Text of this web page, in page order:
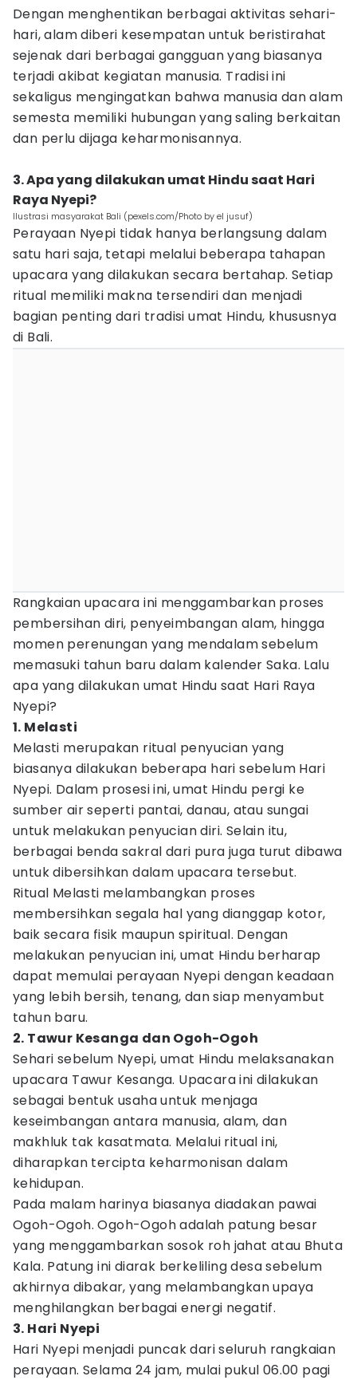
Dengan menghentikan berbagai aktivitas sehari-
hari, alam diberi kesempatan untuk beristirahat
sejenak dari berbagai gangguan yang biasanya
terjadi akibat kegiatan manusia. Tradisi ini
sekaligus mengingatkan bahwa manusia dan alam
semesta memiliki hubungan yang saling berkaitan
dan perlu dijaga keharmonisannya.
3. Apa yang dilakukan umat Hindu saat Hari
Raya Nyepi?
Ilustrasi masyarakat Bali (pexels.com/Photo by el jusuf)
Perayaan Nyepi tidak hanya berlangsung dalam
satu hari saja, tetapi melalui beberapa tahapan
upacara yang dilakukan secara bertahap. Setiap
ritual memiliki makna tersendiri dan menjadi
bagian penting dari tradisi umat Hindu, khususnya
di Bali.
Rangkaian upacara ini menggambarkan proses
pembersihan diri, penyeimbangan alam, hingga
momen perenungan yang mendalam sebelum
memasuki tahun baru dalam kalender Saka. Lalu
apa yang dilakukan umat Hindu saat Hari Raya
Nyepi?
1. Melasti
Melasti merupakan ritual penyucian yang
biasanya dilakukan beberapa hari sebelum Hari
Nyepi. Dalam prosesi ini, umat Hindu pergi ke
sumber air seperti pantai, danau, atau sungai
untuk melakukan penyucian diri. Selain itu,
berbagai benda sakral dari pura juga turut dibawa
untuk dibersihkan dalam upacara tersebut.
Ritual Melasti melambangkan proses
membersihkan segala hal yang dianggap kotor,
baik secara fisik maupun spiritual. Dengan
melakukan penyucian ini, umat Hindu berharap
dapat memulai perayaan Nyepi dengan keadaan
yang lebih bersih, tenang, dan siap menyambut
tahun baru.
2. Tawur Kesanga dan Ogoh-Ogoh
Sehari sebelum Nyepi, umat Hindu melaksanakan
upacara Tawur Kesanga. Upacara ini dilakukan
sebagai bentuk usaha untuk menjaga
keseimbangan antara manusia, alam, dan
makhluk tak kasatmata. Melalui ritual ini,
diharapkan tercipta keharmonisan dalam
kehidupan.
Pada malam harinya biasanya diadakan pawai
Ogoh-Ogoh. Ogoh-Ogoh adalah patung besar
yang menggambarkan sosok roh jahat atau Bhuta
Kala. Patung ini diarak berkeliling desa sebelum
akhirnya dibakar, yang melambangkan upaya
menghilangkan berbagai energi negatif.
3. Hari Nyepi
Hari Nyepi menjadi puncak dari seluruh rangkaian
perayaan. Selama 24 jam, mulai pukul 06.00 pagi